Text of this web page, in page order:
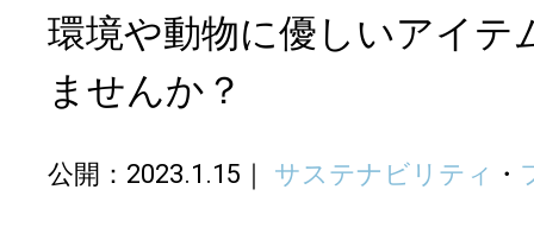
環境や動物に優しいアイテ
ませんか？
公開：2023.1.15 サステナビリティ ・